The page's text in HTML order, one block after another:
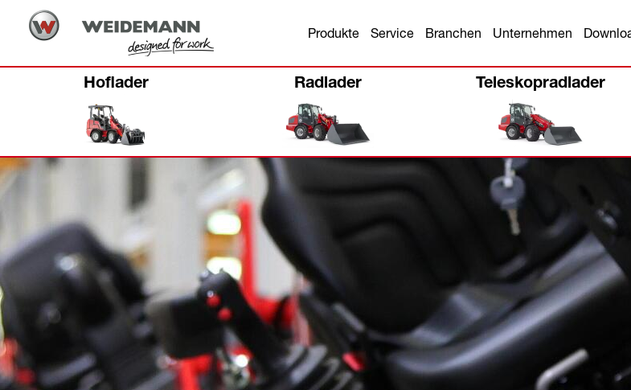
Produkte Service Branchen Unternehmen
Hoflader Radlader Teleskopradlader